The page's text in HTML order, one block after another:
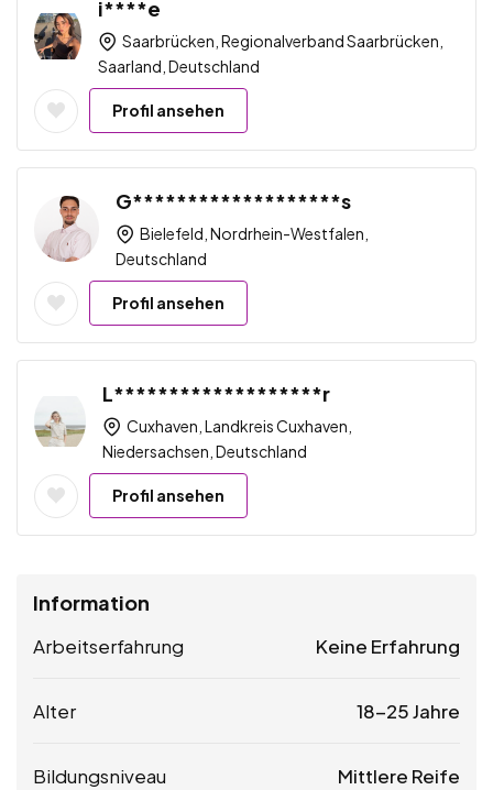
i****e
Saarbrücken, Regionalverband Saarbrücken,
Saarland, Deutschland
Profil ansehen
G*******************s
Bielefeld, Nordrhein-Westfalen,
Deutschland
Profil ansehen
L*******************r
Cuxhaven, Landkreis Cuxhaven,
Niedersachsen, Deutschland
Profil ansehen
Information
Arbeitserfahrung Keine Erfahrung
Alter 18-25 Jahre
Bildungsniveau Mittlere Reife